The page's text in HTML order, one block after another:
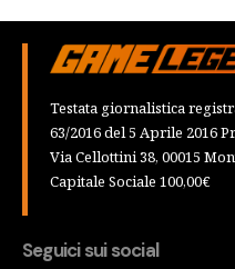
Testata giornalistica
63/2016 del 5 Aprile 2016
Via Cellottini 38, 00015
Capitale Sociale 100,00€
Seguici sui social